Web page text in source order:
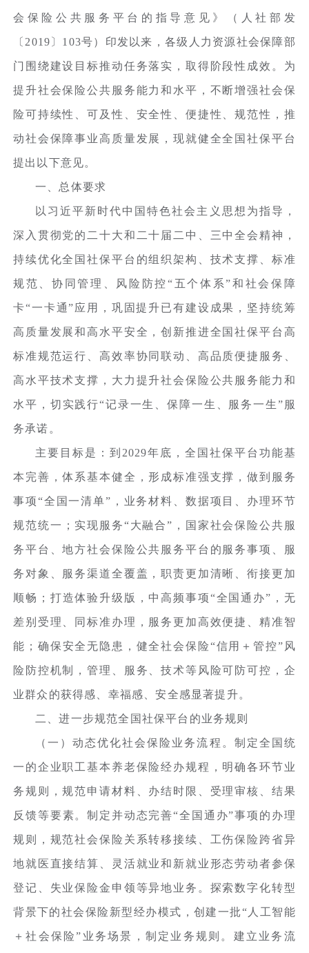
会保险公共服务平台的指导意见》（人社部发
〔2019〕103号）印发以来，各级人力资源社会保障部
门围绕建设目标推动任务落实，取得阶段性成效。为
提升社会保险公共服务能力和水平，不断增强社会保
险可持续性、可及性、安全性、便捷性、规范性，推
动社会保障事业高质量发展，现就健全全国社保平台
提出以下意见。
一、总体要求
以习近平新时代中国特色社会主义思想为指导，
深入贯彻党的二十大和二十届二中、三中全会精神，
持续优化全国社保平台的组织架构、技术支撑、标准
规范、协同管理、风险防控“五个体系”和社会保障
卡“一卡通”应用，巩固提升已有建设成果，坚持统筹
高质量发展和高水平安全，创新推进全国社保平台高
标准规范运行、高效率协同联动、高品质便捷服务、
高水平技术支撑，大力提升社会保险公共服务能力和
水平，切实践行“记录一生、保障一生、服务一生”服
务承诺。
主要目标是：到2029年底，全国社保平台功能基
本完善，体系基本健全，形成标准强支撑，做到服务
事项“全国一清单”，业务材料、数据项目、办理环节
规范统一；实现服务“大融合”，国家社会保险公共服
务平台、地方社会保险公共服务平台的服务事项、服
务对象、服务渠道全覆盖，职责更加清晰、衔接更加
顺畅；打造体验升级版，中高频事项“全国通办”，无
差别受理、同标准办理，服务更加高效便捷、精准智
能；确保安全无隐患，健全社会保险“信用＋管控”风
险防控机制，管理、服务、技术等风险可防可控，企
业群众的获得感、幸福感、安全感显著提升。
二、进一步规范全国社保平台的业务规则
（一）动态优化社会保险业务流程。制定全国统
一的企业职工基本养老保险经办规程，明确各环节业
务规则，规范申请材料、办结时限、受理审核、结果
反馈等要素。制定并动态完善“全国通办”事项的办理
规则，规范社会保险关系转移接续、工伤保险跨省异
地就医直接结算、灵活就业和新就业形态劳动者参保
登记、失业保险金申领等异地业务。探索数字化转型
背景下的社会保险新型经办模式，创建一批“人工智能
＋社会保险”业务场景，制定业务规则。建立业务流